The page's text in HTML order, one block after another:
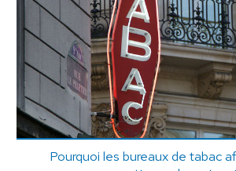
Pourquoi les bureaux de tabac